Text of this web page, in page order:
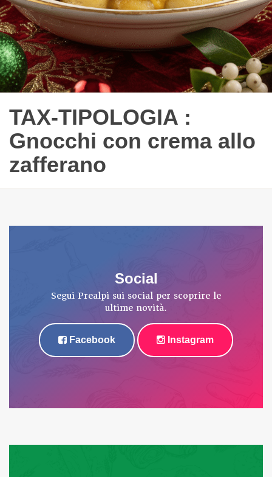
TAX-TIPOLOGIA :
Gnocchi con crema allo
zafferano
Social
Segui Prealpi sui social per scoprire le
ultime novità.
Facebook Instagram